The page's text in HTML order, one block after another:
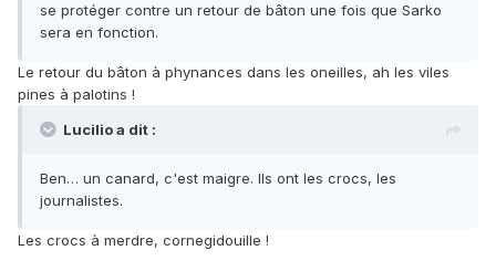
se protéger contre un retour de bâton une fois que Sarko
sera en fonction.
Le retour du bâton à phynances dans les oneilles, ah les viles
pines à palotins !
Lucilio a dit :
Ben… un canard, c'est maigre. Ils ont les crocs, les
journalistes.
Les crocs à merdre, cornegidouille !